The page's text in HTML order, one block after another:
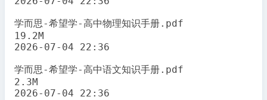
学而思-希望学-高中物理知识手册.pdf
19.2M
2026-07-04 22:36
学而思-希望学-高中语文知识手册.pdf
2.3M
2026-07-04 22:36